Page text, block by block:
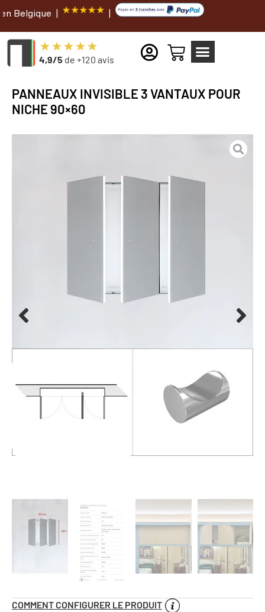
| |
4,9/5 de +120 avis
PANNEAUX INVISIBLE 3 VANTAUX POUR
NICHE 90×60
COMMENT CONFIGURER LE PRODUIT